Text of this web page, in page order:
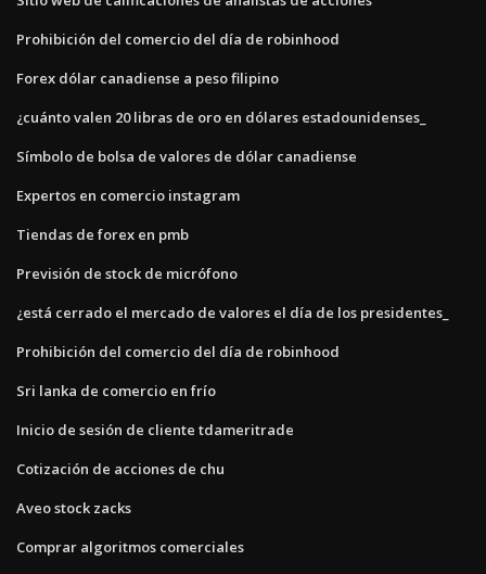
Prohibición del comercio del día de robinhood
Forex dólar canadiense a peso filipino
¿cuánto valen 20 libras de oro en dólares estadounidenses_
Símbolo de bolsa de valores de dólar canadiense
Expertos en comercio instagram
Tiendas de forex en pmb
Previsión de stock de micrófono
¿está cerrado el mercado de valores el día de los presidentes_
Prohibición del comercio del día de robinhood
Sri lanka de comercio en frío
Inicio de sesión de cliente tdameritrade
Cotización de acciones de chu
Aveo stock zacks
Comprar algoritmos comerciales